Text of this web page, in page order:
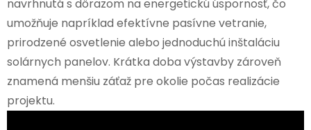
navrhnutá s dôrazom na energetickú úspornosť, čo
umožňuje napríklad efektívne pasívne vetranie,
prirodzené osvetlenie alebo jednoduchú inštaláciu
solárnych panelov. Krátka doba výstavby zároveň
znamená menšiu záťaž pre okolie počas realizácie
projektu.